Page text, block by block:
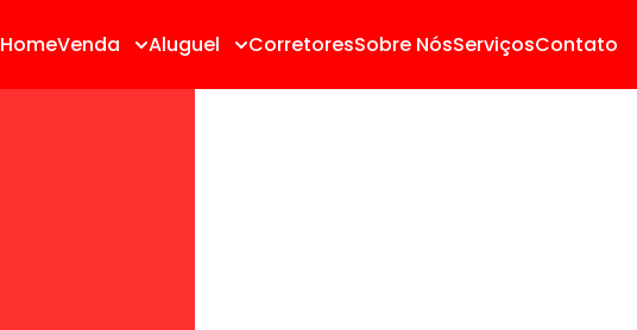
HomeVenda Aluguel CorretoresSobre NósServiçosContato